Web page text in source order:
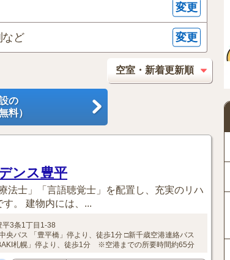
変更
など 変更
の
料）
ンス豊平
法士」「言語聴覚士」を配置し、充実のリハ
。 建物内には、...
平3条1丁目1-38
央バス 「豊平橋」停より、徒歩1分 □新千歳空港連絡バス
札幌」停より、徒歩1分 ※空港までの所要時間約65分